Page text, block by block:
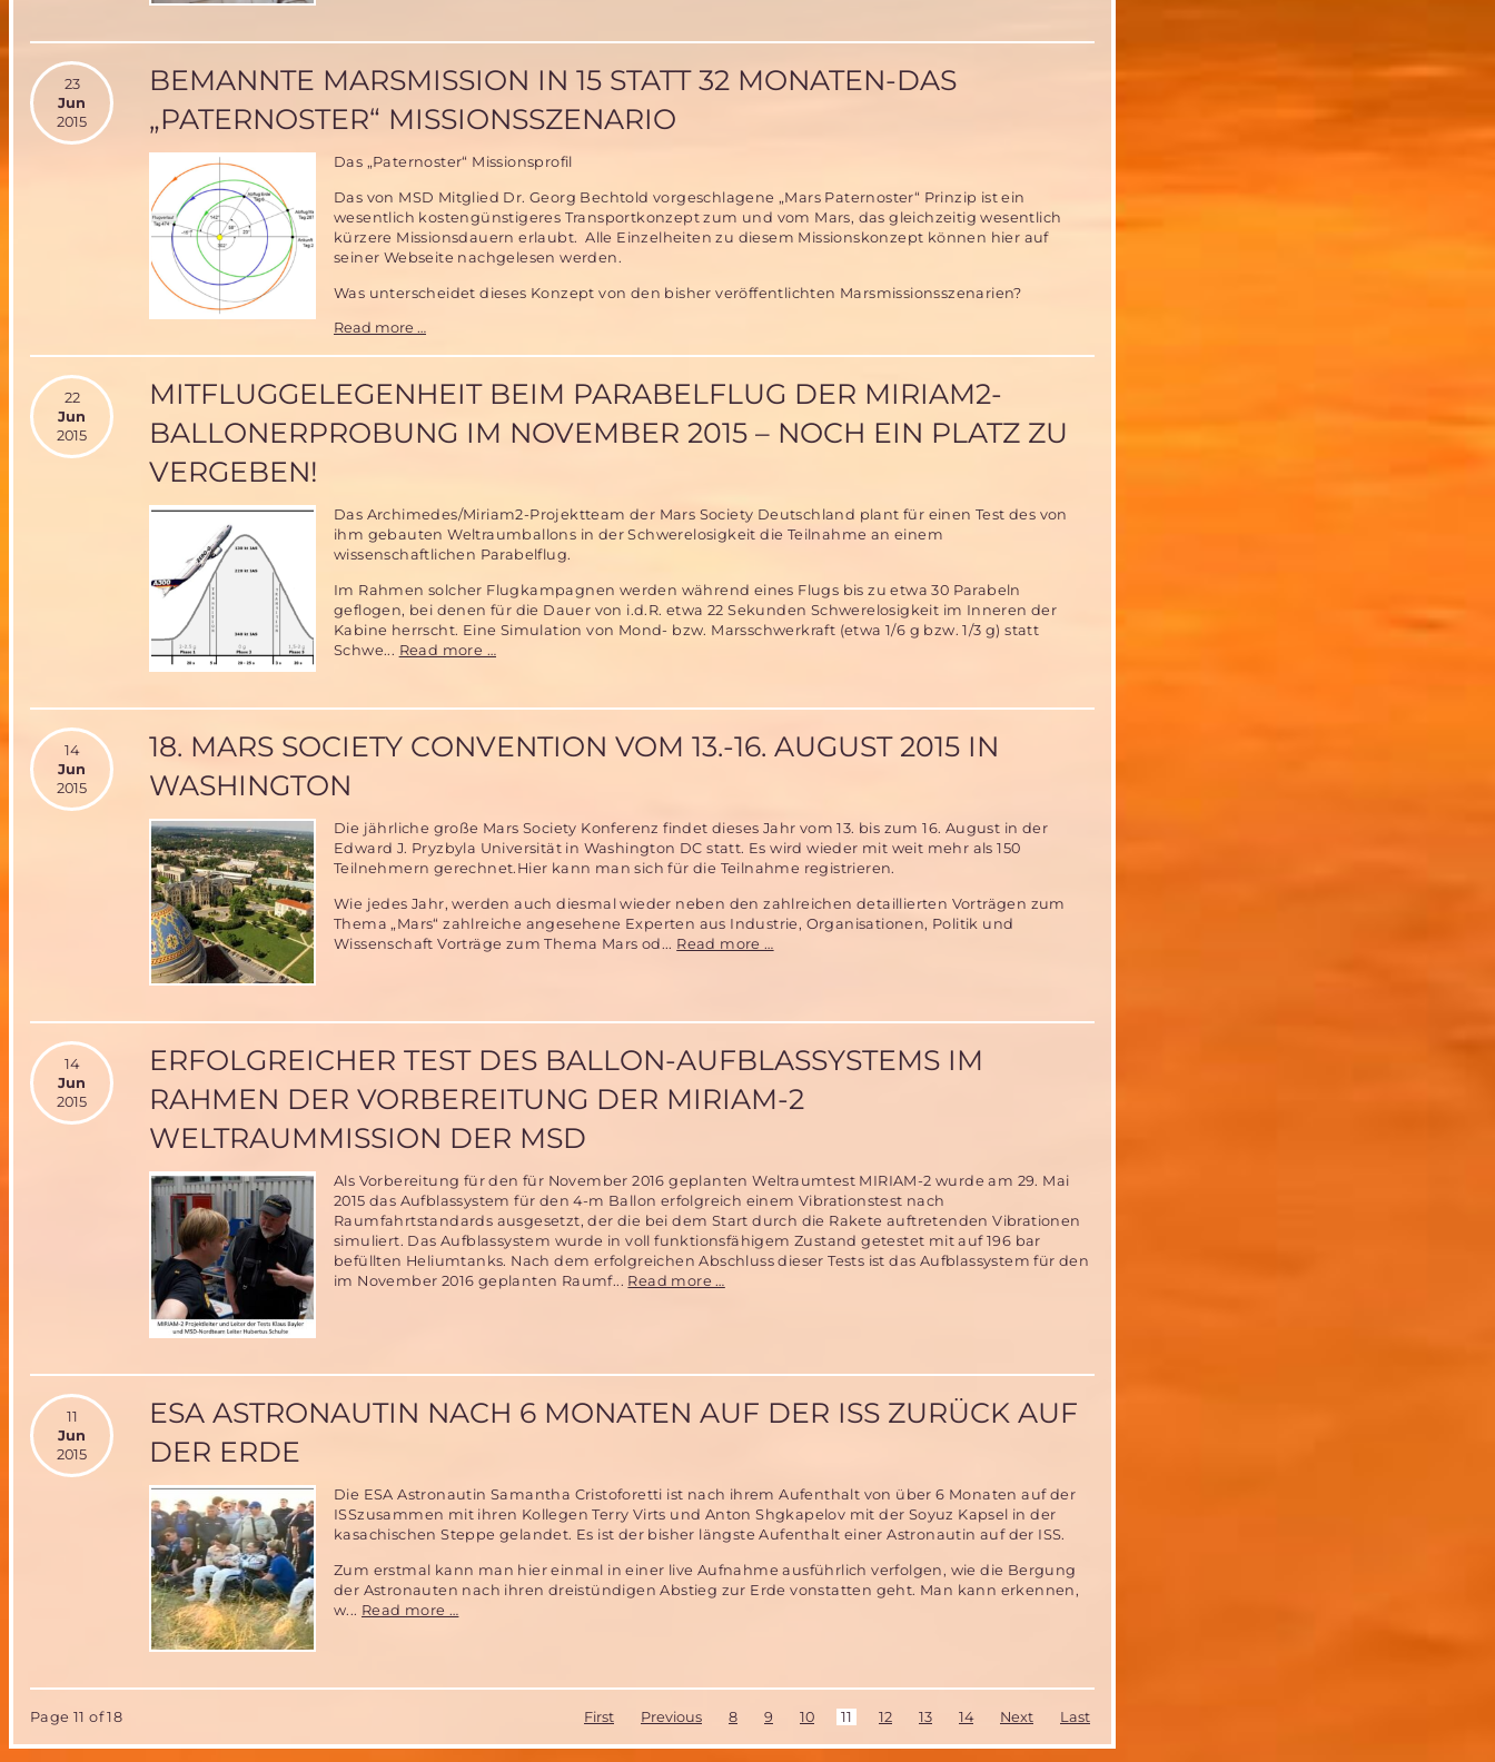
Team
23
Jun
2015
BEMANNTE MARSMISSION IN 15 STATT 32 MONATEN-DAS
„PATERNOSTER“ MISSIONSSZENARIO
Das „Paternoster“ Missionsprofil
Das von MSD Mitglied Dr. Georg Bechtold vorgeschlagene „Mars Paternoster“ Prinzip ist ein
wesentlich kostengünstigeres Transportkonzept zum und vom Mars, das gleichzeitig wesentlich
kürzere Missionsdauern erlaubt. Alle Einzelheiten zu diesem Missionskonzept können hier auf
seiner Webseite nachgelesen werden.
Was unterscheidet dieses Konzept von den bisher veröffentlichten Marsmissionsszenarien?
Read more …
15
statt
32
Monaten-
22
Jun
2015
MITFLUGGELEGENHEIT BEIM PARABELFLUG DER MIRIAM2-
BALLONERPROBUNG IM NOVEMBER 2015 – NOCH EIN PLATZ ZU
VERGEBEN!
Das Archimedes/Miriam2-Projektteam der Mars Society Deutschland plant für einen Test des von
ihm gebauten Weltraumballons in der Schwerelosigkeit die Teilnahme an einem
wissenschaftlichen Parabelflug.
Im Rahmen solcher Flugkampagnen werden während eines Flugs bis zu etwa 30 Parabeln
geflogen, bei denen für die Dauer von i.d.R. etwa 22 Sekunden Schwerelosigkeit im Inneren der
Kabine herrscht. Eine Simulation von Mond- bzw. Marsschwerkraft (etwa 1/6 g bzw. 1/3 g) statt
Schwe... Read more …
der
Ballonerprobung
–
noch
ein
zu
vergeben!
14
Jun
2015
18. MARS SOCIETY CONVENTION VOM 13.-16. AUGUST 2015 IN
WASHINGTON
Die jährliche große Mars Society Konferenz findet dieses Jahr vom 13. bis zum 16. August in der
Edward J. Pryzbyla Universität in Washington DC statt. Es wird wieder mit weit mehr als 150
Teilnehmern gerechnet.Hier kann man sich für die Teilnahme registrieren.
Wie jedes Jahr, werden auch diesmal wieder neben den zahlreichen detaillierten Vorträgen zum
Thema „Mars“ zahlreiche angesehene Experten aus Industrie, Organisationen, Politik und
Wissenschaft Vorträge zum Thema Mars od... Read more …
vom
August
in
14
Jun
2015
ERFOLGREICHER TEST DES BALLON-AUFBLASSYSTEMS IM
RAHMEN DER VORBEREITUNG DER MIRIAM-2
WELTRAUMMISSION DER MSD
Als Vorbereitung für den für November 2016 geplanten Weltraumtest MIRIAM-2 wurde am 29. Mai
2015 das Aufblassystem für den 4-m Ballon erfolgreich einem Vibrationstest nach
Raumfahrtstandards ausgesetzt, der die bei dem Start durch die Rakete auftretenden Vibrationen
simuliert. Das Aufblassystem wurde in voll funktionsfähigem Zustand getestet mit auf 196 bar
befüllten Heliumtanks. Nach dem erfolgreichen Abschluss dieser Tests ist das Aufblassystem für den
im November 2016 geplanten Raumf... Read more …
im
Rahmen
der
2
Weltraummission
der
MSD
11
Jun
2015
ESA ASTRONAUTIN NACH 6 MONATEN AUF DER ISS ZURÜCK AUF
DER ERDE
Die ESA Astronautin Samantha Cristoforetti ist nach ihrem Aufenthalt von über 6 Monaten auf der
ISSzusammen mit ihren Kollegen Terry Virts und Anton Shgkapelov mit der Soyuz Kapsel in der
kasachischen Steppe gelandet. Es ist der bisher längste Aufenthalt einer Astronautin auf der ISS.
Zum erstmal kann man hier einmal in einer live Aufnahme ausführlich verfolgen, wie die Bergung
der Astronauten nach ihren dreistündigen Abstieg zur Erde vonstatten geht. Man kann erkennen,
w... Read more …
Monaten
ISS
Page 11 of 18 First Previous 8 9 10 11 12 13 14 Next Last